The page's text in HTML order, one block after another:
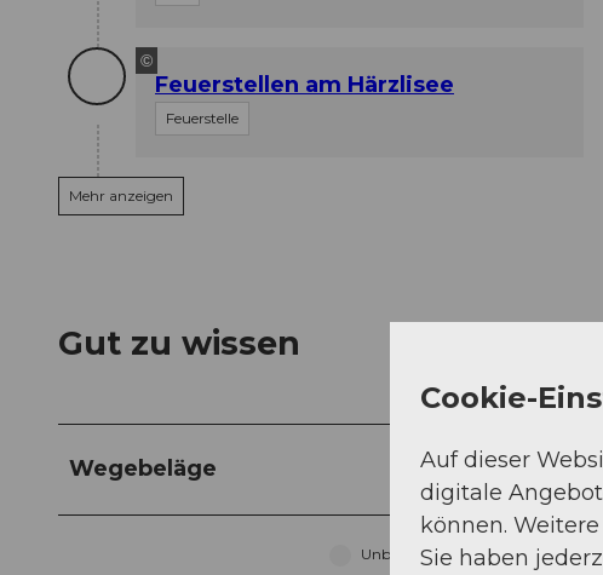
©
Feuerstellen am Härzlisee
Feuerstelle
Mehr anzeigen
Gut zu wissen
Wegebeläge
Unbekannt (5%) Weg
Cookie-
Auf dieser
digitale
können.
Sie haben